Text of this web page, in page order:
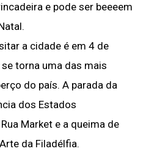
e pode ser beeeem
a cidade é em 4 de
torna uma das mais
do país. A parada da
dos Estados
Market e a queima de
da Filadélfia.